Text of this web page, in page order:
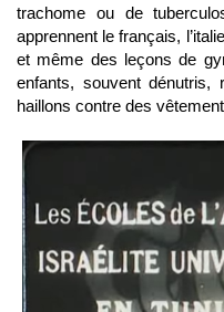
trachome ou de
apprennent le français,
et même des leçons de
enfants, souvent
haillons contre des